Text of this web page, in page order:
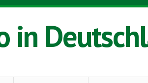
in